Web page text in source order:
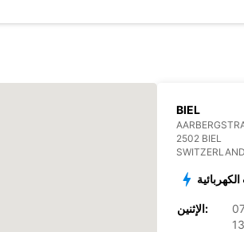
BIEL
2502 BIEL
SWITZERLAND
الإثنين: